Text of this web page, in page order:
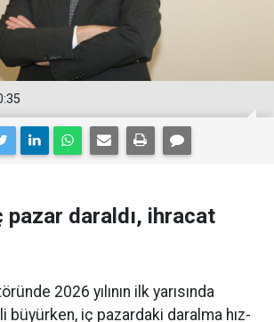
pazar daraldı, ihracat
2026 yılının ilk yarısın­da
bü­yürken, iç pazardaki daralma hız­